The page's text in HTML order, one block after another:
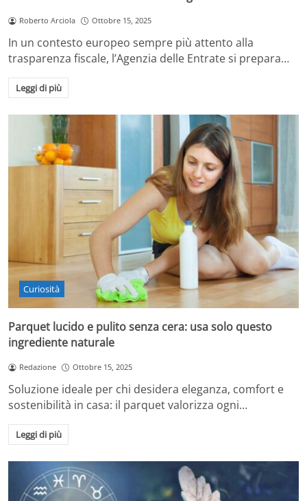
Roberto Arciola Ottobre 15, 2025
In un contesto europeo sempre più attento alla
trasparenza fiscale, l’Agenzia delle Entrate si prepara…
Leggi di più
Curiosità
Parquet lucido e pulito senza cera: usa solo questo
ingrediente naturale
Redazione Ottobre 15, 2025
Soluzione ideale per chi desidera eleganza, comfort e
sostenibilità in casa: il parquet valorizza ogni…
Leggi di più